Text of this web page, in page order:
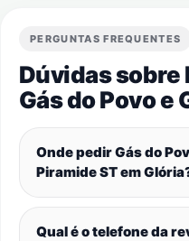
PERGUNTAS FREQUENTES
Dúvidas sobre
Gás do Povo e
Onde pedir Gás do
Piramide ST emGlória
Qual é o telefone da